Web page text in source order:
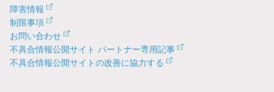
障害情報
制限事項
お問い合わせ
不具合情報公開サイト パートナー専用記事
不具合情報公開サイトの改善に協力する